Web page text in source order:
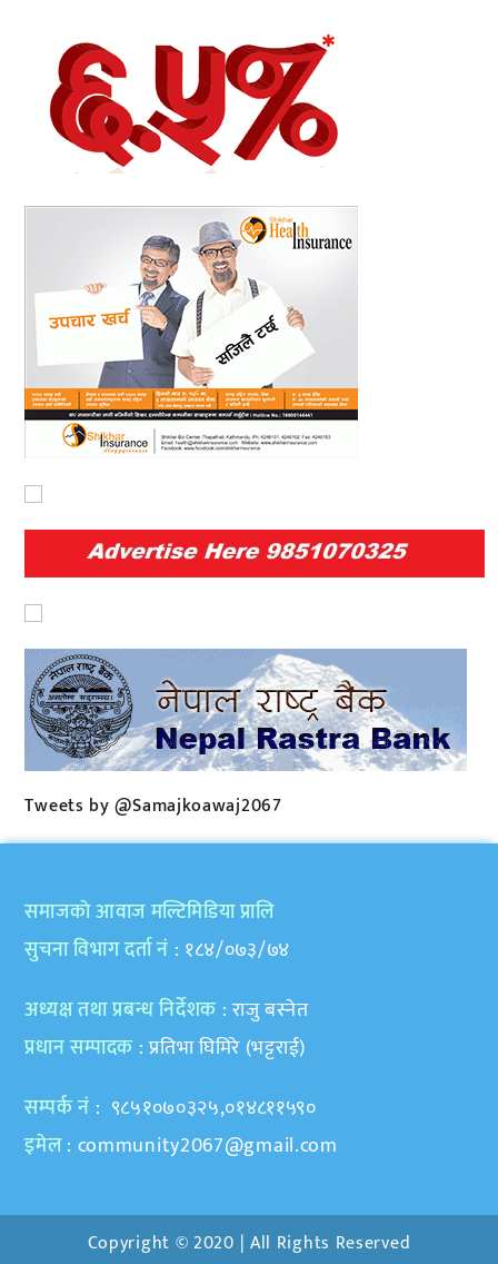
Tweets by @Samajkoawaj2067
समाजकाे आवाज मल्टिमिडिया प्रालि
सुचना विभाग दर्ता नं : १८४/०७३/७४
अध्यक्ष तथा प्रबन्ध निर्देशक : राजु बस्नेत
प्रधान सम्पादक : प्रतिभा घिमिरे (भट्टराई)
सम्पर्क नं : ९८५१०७०३२५,०१४८११५९०
इमेल: community2067@gmail.com
Copyright © 2020 | All Rights Reserved